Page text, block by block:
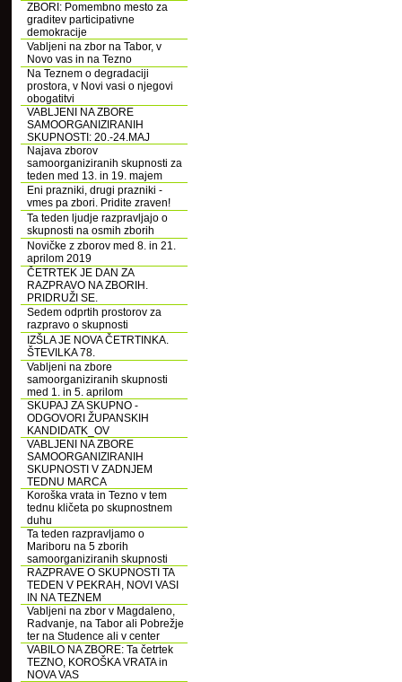
ZBORI: Pomembno mesto za
graditev participativne
demokracije
Vabljeni na zbor na Tabor, v
Novo vas in na Tezno
Na Teznem o degradaciji
prostora, v Novi vasi o njegovi
obogatitvi
VABLJENI NA ZBORE
SAMOORGANIZIRANIH
SKUPNOSTI: 20.-24.MAJ
Najava zborov
samoorganiziranih skupnosti za
teden med 13. in 19. majem
Eni prazniki, drugi prazniki -
vmes pa zbori. Pridite zraven!
Ta teden ljudje razpravljajo o
skupnosti na osmih zborih
Novičke z zborov med 8. in 21.
aprilom 2019
ČETRTEK JE DAN ZA
RAZPRAVO NA ZBORIH.
PRIDRUŽI SE.
Sedem odprtih prostorov za
razpravo o skupnosti
IZŠLA JE NOVA ČETRTINKA.
ŠTEVILKA 78.
Vabljeni na zbore
samoorganiziranih skupnosti
med 1. in 5. aprilom
SKUPAJ ZA SKUPNO -
ODGOVORI ŽUPANSKIH
KANDIDATK_OV
VABLJENI NA ZBORE
SAMOORGANIZIRANIH
SKUPNOSTI V ZADNJEM
TEDNU MARCA
Koroška vrata in Tezno v tem
tednu kličeta po skupnostnem
duhu
Ta teden razpravljamo o
Mariboru na 5 zborih
samoorganiziranih skupnosti
RAZPRAVE O SKUPNOSTI TA
TEDEN V PEKRAH, NOVI VASI
IN NA TEZNEM
Vabljeni na zbor v Magdaleno,
Radvanje, na Tabor ali Pobrežje
ter na Studence ali v center
VABILO NA ZBORE: Ta četrtek
TEZNO, KOROŠKA VRATA in
NOVA VAS